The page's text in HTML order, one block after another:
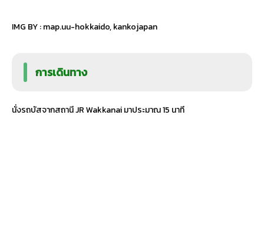
IMG BY :map.uu-hokkaido,kankojapan
การเดินทาง
นั่งรถบัสจากสถานี JR Wakkanai มาประมาณ 15 นาที